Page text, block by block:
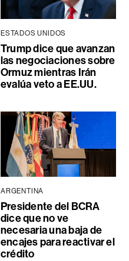
ESTADOS UNIDOS
Trump dice que avanzan
las negociaciones sobre
Ormuz mientras Irán
evalúa veto a EE.UU.
ARGENTINA
Presidente del BCRA
dice que no ve
necesaria una baja de
encajes para reactivar el
crédito